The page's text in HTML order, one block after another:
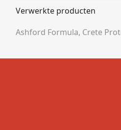
Verwerkte producten
Ashford Formula, Crete